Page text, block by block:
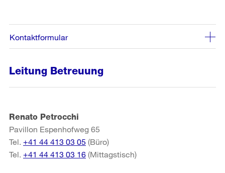
Kontaktformular
Leitung Betreuung
Renato Petrocchi
Pavillon Espenhofweg 65
Tel. +41 44 413 03 05 (Büro)
Tel. +41 44 413 03 16 (Mittagstisch)